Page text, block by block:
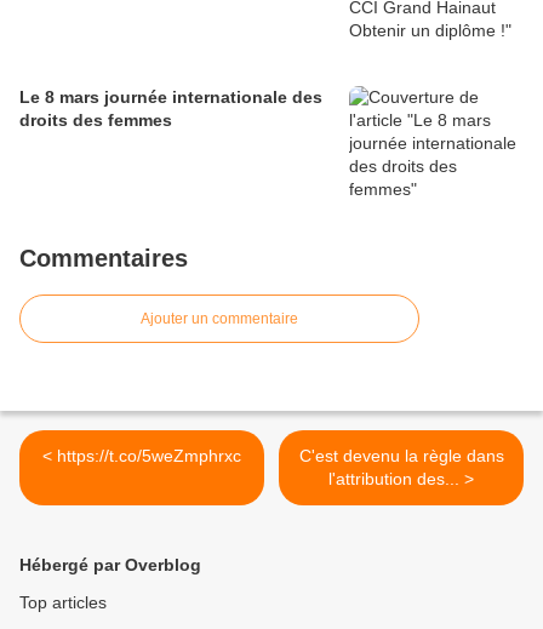
Le 8 mars journée internationale des
droits des femmes
Commentaires
Ajouter un commentaire
< https://t.co/5weZmphrxc
C'est devenu la règle dans
l'attribution des... >
Hébergé par Overblog
Top articles